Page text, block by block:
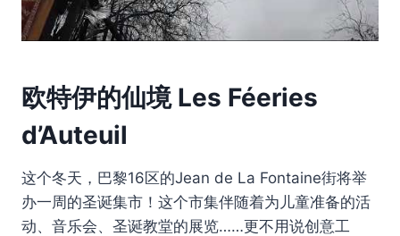
欧特伊的仙境Les Féeries
d’Auteuil
这个冬天，巴黎16区的Jean de La Fontaine街将举
办一周的圣诞集市！这个市集伴随着为儿童准备的活
动、音乐会、圣诞教堂的展览……更不用说创意工